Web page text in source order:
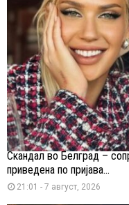
Скандал во Белград –
приведена по пријава...
21:01 - 7 август, 2026